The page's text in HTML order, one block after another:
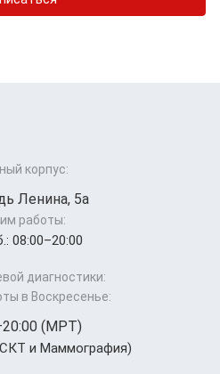
корпус:
Ленина, 5а
работы:
08:00–20:00
диагностики:
в Воскресенье:
(МРТ)
и Маммография)